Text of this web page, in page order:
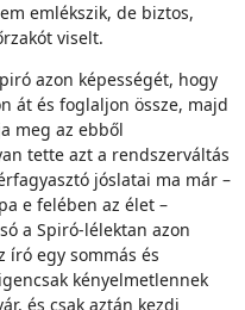
emlékszik, de biztos,
viselt.
azon képességét, hogy
át és foglaljon össze, majd
meg az ebből
tette azt a rendszerváltás
jóslatai ma már –
e felében az élet –
a Spiró-lélektan azon
író egy sommás és
kényelmetlennek
és csak aztán kezdi